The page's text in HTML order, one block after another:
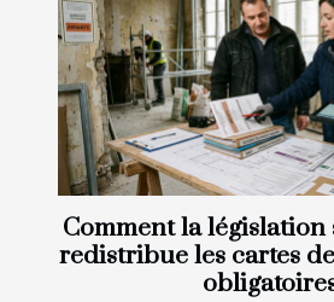
Comment la législation
redistribue les cartes